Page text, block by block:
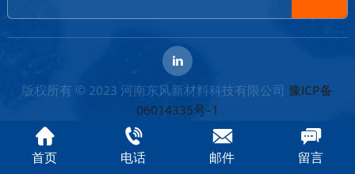
这也能确保供应链的多元化。 根据您的数量需求与您的供应
商协商最佳交易并建立长期关系可以从长远来看节省大量成
本。 3.高效的制造流程，减少浪费 生产流程的效率在成本控
制中起着至关重要的作用。低效的生产方法会导致大量的材
料浪费，从而增加成本。以下是一些减少浪费和提高效率的
方法： 优化设备：确保您的生产线使用最先进的设备，最大
限度地提高产量，同时减少材料损耗。定期进行设备维护和
版权所有 © 2023 河南东风新材料科技有限公司豫ICP备
06014335号-1
首页 电话 邮件 留言